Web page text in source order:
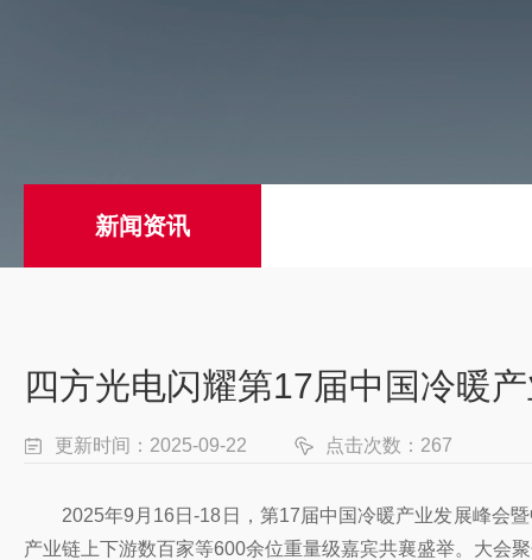
新闻资讯
四方光电闪耀第17届中国冷暖
更新时间：2025-09-22 点击次数：267
2025年9月16日-18日，第17届中国冷暖产业发展峰会
产业链上下游数百家等600余位重量级嘉宾共襄盛举。大会